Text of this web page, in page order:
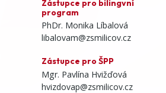
Zástupce pro bilingvní
program
PhDr. Monika Líbalová
libalovam@zsmilicov.cz
Zástupce pro ŠPP
Mgr. Pavlína Hvižďová
hvizdovap@zsmilicov.cz